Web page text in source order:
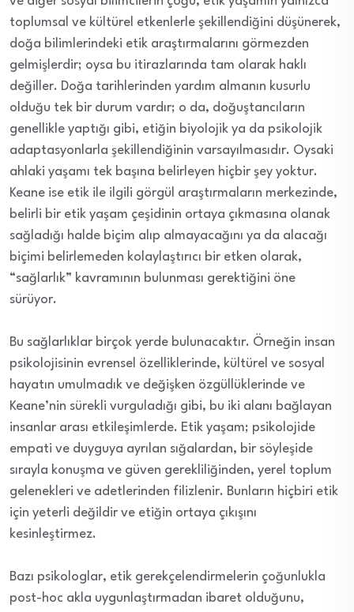
toplumsal ve kültürel etkenlerle şekillendiğini düşünerek,
doğa bilimlerindeki etik araştırmalarını görmezden
gelmişlerdir; oysa bu itirazlarında tam olarak haklı
değiller. Doğa tarihlerinden yardım almanın kusurlu
olduğu tek bir durum vardır; o da, doğuştancıların
genellikle yaptığı gibi, etiğin biyolojik ya da psikolojik
adaptasyonlarla şekillendiğinin varsayılmasıdır. Oysaki
ahlaki yaşamı tek başına belirleyen hiçbir şey yoktur.
Keane ise etik ile ilgili görgül araştırmaların merkezinde,
belirli bir etik yaşam çeşidinin ortaya çıkmasına olanak
sağladığı halde biçim alıp almayacağını ya da alacağı
biçimi belirlemeden kolaylaştırıcı bir etken olarak,
“sağlarlık” kavramının bulunması gerektiğini öne
sürüyor.
Bu sağlarlıklar birçok yerde bulunacaktır. Örneğin insan
psikolojisinin evrensel özelliklerinde, kültürel ve sosyal
hayatın umulmadık ve değişken özgüllüklerinde ve
Keane’nin sürekli vurguladığı gibi, bu iki alanı bağlayan
insanlar arası etkileşimlerde. Etik yaşam; psikolojide
empati ve duyguya ayrılan sığalardan, bir söyleşide
sırayla konuşma ve güven gerekliliğinden, yerel toplum
gelenekleri ve adetlerinden filizlenir. Bunların hiçbiri etik
için yeterli değildir ve etiğin ortaya çıkışını
kesinleştirmez.
Bazı psikologlar, etik gerekçelendirmelerin çoğunlukla
post-hoc akla uygunlaştırmadan ibaret olduğunu,